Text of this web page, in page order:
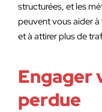
structurées, et les
peuvent vous aider
et à attirer plus de
Engager
perdue